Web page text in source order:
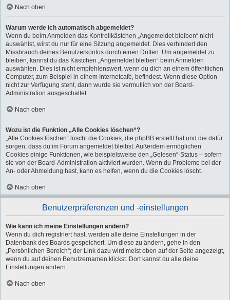
Nach oben
Warum werde ich automatisch abgemeldet?
Wenn du beim Anmelden das Kontrollkästchen „Angemeldet bleiben“ nicht
auswählst, wirst du nur für eine Sitzung angemeldet. Dies verhindert den
Missbrauch deines Benutzerkontos durch einen Dritten. Um angemeldet zu
bleiben, kannst du das Kästchen „Angemeldet bleiben“ beim Anmelden
auswählen. Dies ist nicht empfehlenswert, wenn du dich an einem öffentlichen
Computer, zum Beispiel in einem Internetcafé, befindest. Wenn diese Option
nicht zur Verfügung steht, dann wurde sie vermutlich von der Board-
Administration ausgeschaltet.
Nach oben
Wozu ist die Funktion „Alle Cookies löschen“?
„Alle Cookies löschen“ löscht die Cookies, die phpBB erstellt hat und die dafür
sorgen, dass du im Forum angemeldet bleibst. Außerdem ermöglichen
Cookies einige Funktionen, wie beispielsweise den „Gelesen“-Status – sofern
sie von der Board-Administration aktiviert wurden. Wenn du Probleme bei der
An- oder Abmeldung hast, kann es helfen, wenn du die Cookies löscht.
Nach oben
Benutzerpräferenzen und -einstellungen
Wie kann ich meine Einstellungen ändern?
Wenn du dich registriert hast, werden alle deine Einstellungen in der
Datenbank des Boards gespeichert. Um diese zu ändern, gehe in den
„Persönlichen Bereich“; der Link dazu wird meist oben auf der Seite angezeigt,
wenn du auf deinen Benutzernamen klickst. Dort kannst du alle deine
Einstellungen ändern.
Nach oben